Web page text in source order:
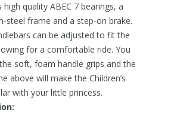
quality ABEC 7 bearings, a
steel frame and a step-on brake.
can be adjusted to fit the
for a comfortable ride. You
soft, foam handle grips and the
above will make the Children’s
with your little princess.